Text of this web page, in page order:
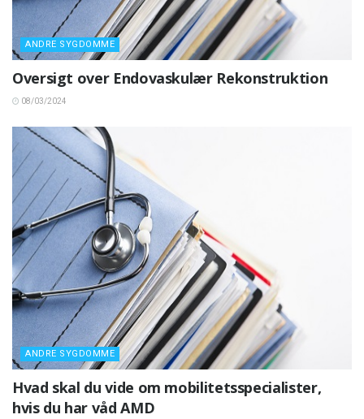
ANDRE SYGDOMME
Oversigt over Endovaskulær Rekonstruktion
08/03/2024
ANDRE SYGDOMME
Hvad skal du vide om mobilitetsspecialister,
hvis du har våd AMD